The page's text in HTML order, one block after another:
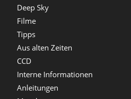
Deep Sky
Filme
Tipps
Aus alten Zeiten
CCD
Interne Informationen
Anleitungen